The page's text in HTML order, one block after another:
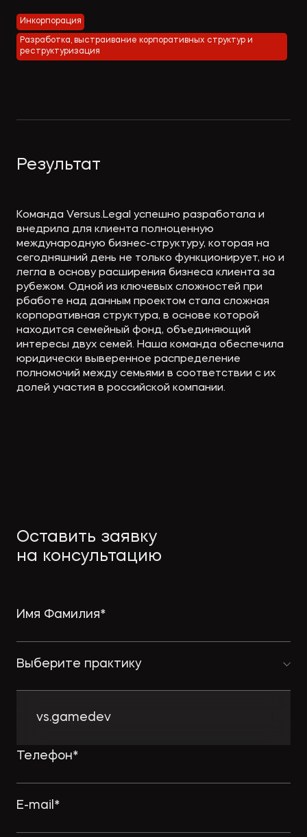
правоПолезные
Инкорпорация
Разработка, выстраивание корпоративных структур и
реструктуризация
Результат
Команда Versus.Legal успешно разработала и
внедрила для клиента полноценную
международную бизнес-структуру, которая на
сегодняшний день не только функционирует, но и
легла в основу расширения бизнеса клиента за
рубежом. Одной из ключевых сложностей при
рбаботе над данным проектом стала сложная
корпоративная структура, в основе которой
находится семейный фонд, объединяющий
интересы двух семей. Наша команда обеспечила
юридически выверенное распределение
полномочий между семьями в соответствии с их
долей участия в российской компании.
Оставить заявку
на консультацию
Выберите практику
vs.gamedev